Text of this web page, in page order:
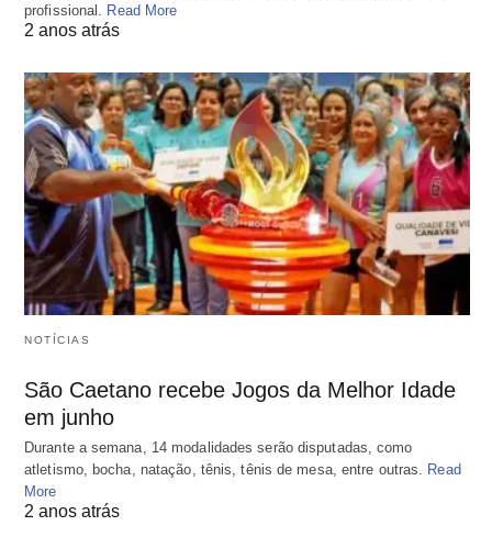
profissional. Read More
2 anos atrás
NOTÍCIAS
São Caetano recebe Jogos da Melhor Idade
em junho
Durante a semana, 14 modalidades serão disputadas, como
atletismo, bocha, natação, tênis, tênis de mesa, entre outras. Read
More
2 anos atrás